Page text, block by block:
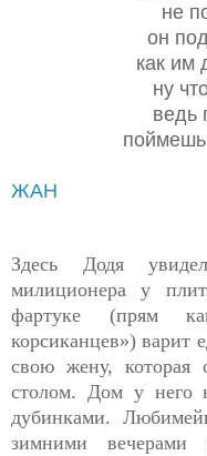
не
он
как им
ну
ведь
ЖАН
Здесь Додя увидел
милиционера у
фартуке (прям
корсиканцев») варит
свою жену, которая
столом. Дом у него
дубинками.
зимними